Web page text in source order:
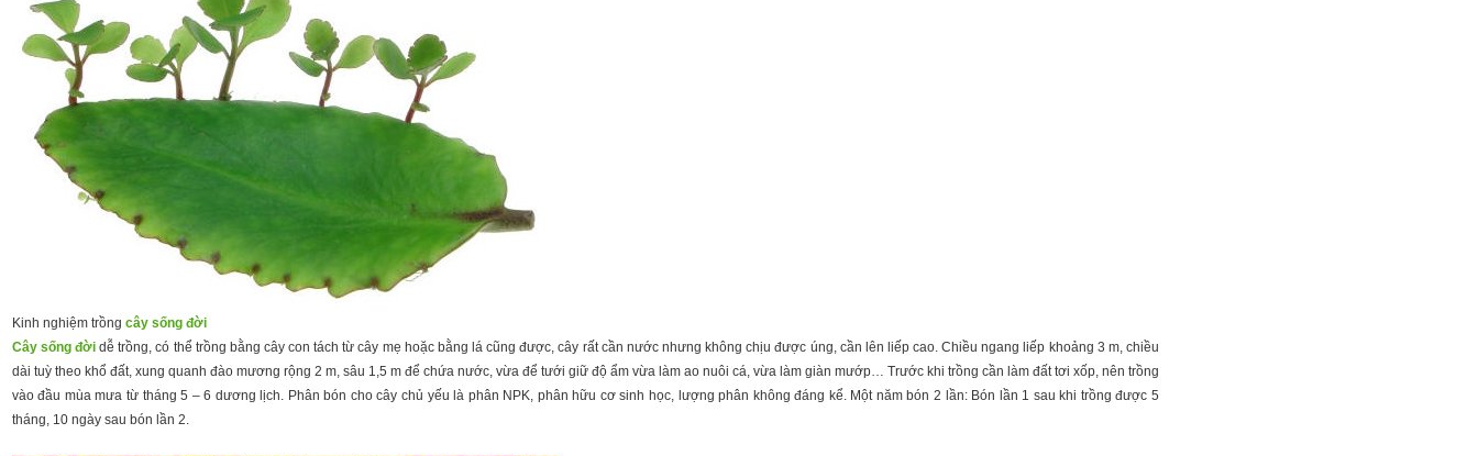
Kinh nghiệm trồng cây sống đời
Cây sống đời dễ trồng, có thể trồng bằng cây con tách từ cây mẹ hoặc bằng lá cũng được, cây rất cần nước nhưng không chịu được úng, cần lên liếp cao. Chiều ngang liếp khoảng 3 m, chiều
dài tuỳ theo khổ đất, xung quanh đào mương rộng 2 m, sâu 1,5 m để chứa nước, vừa để tưới giữ độ ẩm vừa làm ao nuôi cá, vừa làm giàn mướp… Trước khi trồng cần làm đất tơi xốp, nên trồng
vào đầu mùa mưa từ tháng 5 – 6 dương lịch. Phân bón cho cây chủ yếu là phân NPK, phân hữu cơ sinh học, lượng phân không đáng kể. Một năm bón 2 lần: Bón lần 1 sau khi trồng được 5
tháng, 10 ngày sau bón lần 2.